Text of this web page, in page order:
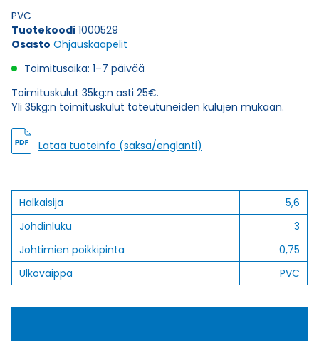
PVC
Tuotekoodi 1000529
Osasto Ohjauskaapelit
Toimitusaika: 1–7 päivää
Toimituskulut 35kg:n asti 25€.
Yli 35kg:n toimituskulut toteutuneiden kulujen mukaan.
Lataa tuoteinfo (saksa/englanti)
Halkaisija
5,6
Johdinluku
3
Johtimien poikkipinta
0,75
Ulkovaippa
PVC